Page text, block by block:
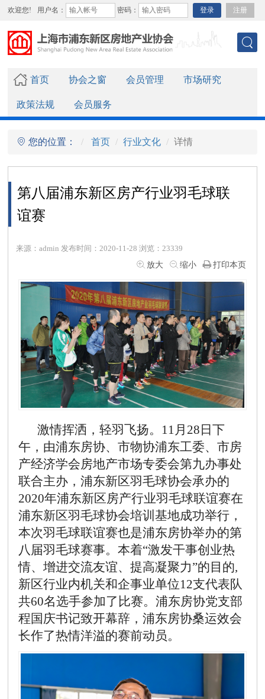
欢迎您! 用户名： 密码： 登录 注册
首页 协会之窗 会员管理 市场研究
政策法规 会员服务
您的位置： 首页 行业文化 详情
第八届浦东新区房产行业羽毛球联
谊赛
来源：admin 发布时间：2020-11-28 浏览：23339
放大
缩小 打印本页
激情挥洒，轻羽飞扬。 11月28日下
午，由浦东房协、市物协浦东工委、市房
产经济学会房地产市场专委会第九办事处
联合主办，浦东新区羽毛球协会承办的
2020年浦东新区房产行业羽毛球联谊赛在
浦东新区羽毛球协会培训基地成功举行，
本次羽毛球联谊赛也是浦东房协举办的第
八届羽毛球赛事。本着“激发干事创业热
情、增进交流友谊、提高凝聚力”的目的,
新区行业内机关和企事业单位12支代表队
共60名选手参加了比赛。浦东房协党支部
程国庆书记致开幕辞，浦东房协桑运效会
长作了热情洋溢的赛前动员。